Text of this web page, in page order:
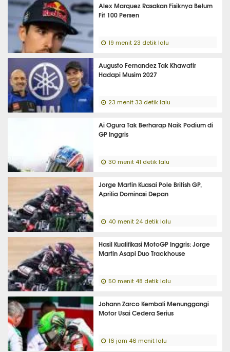
Alex Marquez Rasakan Fisiknya Belum
Fit 100 Persen
19 menit 23 detik lalu
Augusto Fernandez Tak Khawatir
Hadapi Musim 2027
23 menit 33 detik lalu
Ai Ogura Tak Berharap Naik Podium di
GP Inggris
30 menit 41 detik lalu
Jorge Martin Kuasai Pole British GP,
Aprilia Dominasi Depan
40 menit 24 detik lalu
Hasil Kualifikasi MotoGP Inggris: Jorge
Martin Asapi Duo Trackhouse
50 menit 48 detik lalu
Johann Zarco Kembali Menunggangi
Motor Usai Cedera Serius
16 jam 46 menit lalu